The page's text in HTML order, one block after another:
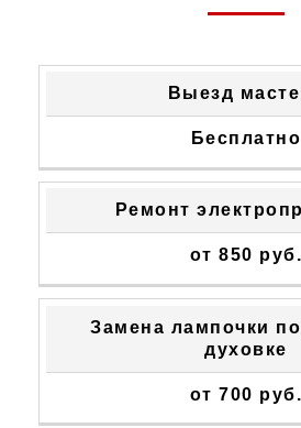
Выезд
Бесплатно
Ремонт
от 850 руб.
Замена лампочки
духовке
от 700 руб.